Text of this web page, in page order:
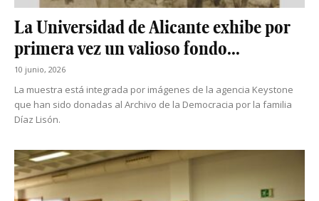
La Universidad de Alicante exhibe por
primera vez un valioso fondo...
10 junio, 2026
La muestra está integrada por imágenes de la agencia Keystone
que han sido donadas al Archivo de la Democracia por la familia
Díaz Lisón.